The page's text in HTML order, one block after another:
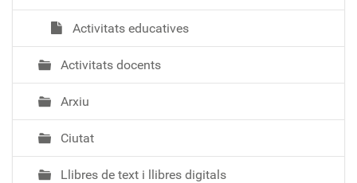
Activitats educatives
Activitats docents
Arxiu
Ciutat
Llibres de text i llibres digitals